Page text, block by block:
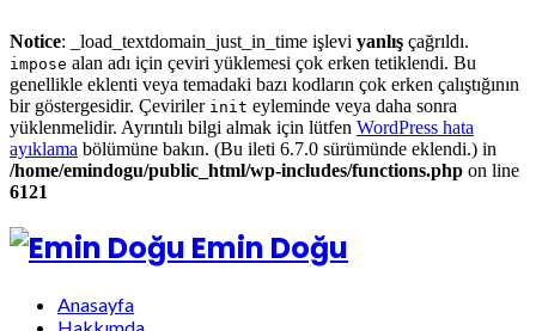
Notice: _load_textdomain_just_in_time işlevi yanlış çağrıldı.
impose alan adı için çeviri yüklemesi çok erken tetiklendi. Bu
genellikle eklenti veya temadaki bazı kodların çok erken çalıştığının
bir göstergesidir. Çeviriler init eyleminde veya daha sonra
yüklenmelidir. Ayrıntılı bilgi almak için lütfen WordPress hata
ayıklama bölümüne bakın. (Bu ileti 6.7.0 sürümünde eklendi.) in
/home/emindogu/public_html/wp-includes/functions.php on line
6121
Emin Doğu
Anasayfa